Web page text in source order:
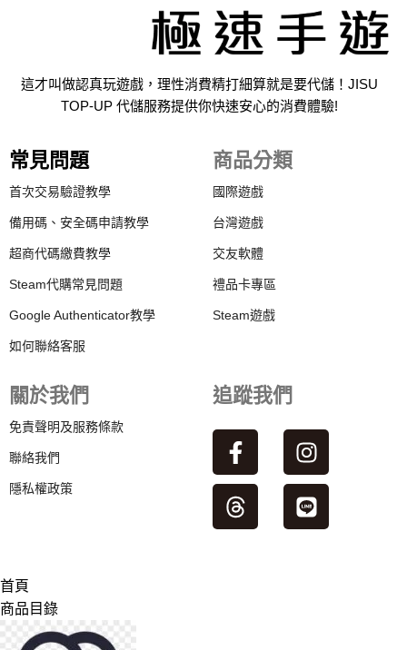
這才叫做認真玩遊戲，理性消費精打細算就是要代儲！JISU
TOP-UP 代儲服務提供你快速安心的消費體驗!
常見問題
首次交易驗證教學
備用碼、安全碼申請教學
超商代碼繳費教學
Steam代購常見問題
Google Authenticator教學
如何聯絡客服
商品分類
國際遊戲
台灣遊戲
交友軟體
禮品卡專區
Steam遊戲
關於我們
免責聲明及服務條款
聯絡我們
隱私權政策
追蹤我們
首頁
商品目錄